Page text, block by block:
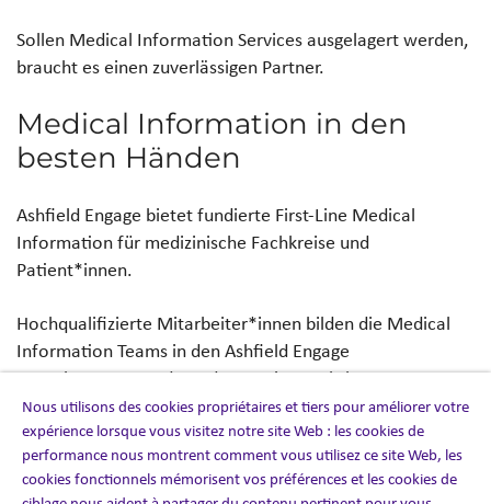
Sollen Medical Information Services ausgelagert werden,
braucht es einen zuverlässigen Partner.
Medical Information in den
besten Händen
Ashfield Engage bietet fundierte First-Line Medical
Information für medizinische Fachkreise und
Patient*innen.
Hochqualifizierte Mitarbeiter*innen bilden die Medical
Information Teams in den Ashfield Engage
Kontaktzentren und werden zu einer nahtlosen
Schnittstelle zum wissenschaftlich-medizinischen
Innendienst des Pharmaunternehmens. In dessen Auftrag
beantworten sie allgemeine, medizinische oder
technische Fragen, sammeln Informationen und legen
Nous utilisons des cookies propriétaires et tiers pour améliorer votre
expérience lorsque vous visitez notre site Web : les cookies de
performance nous montrent comment vous utilisez ce site Web, les
cookies fonctionnels mémorisent vos préférences et les cookies de